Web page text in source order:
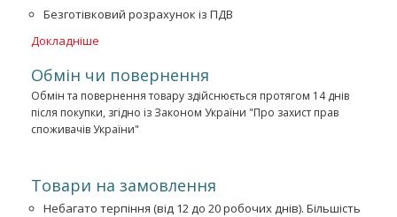
Безготівковий розрахунок із ПДВ
Докладніше
Обмін чи повернення
Обмін та повернення товару здійснюється протягом 14 днів
після покупки, згідно із Законом України "Про захист прав
споживачів України"
Товари на замовлення
Небагато терпіння (від 12 до 20 робочих днів). Більшість